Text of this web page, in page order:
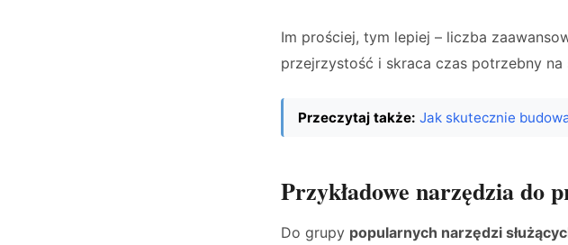
Im prościej, tym lepiej – liczba
przejrzystość i skraca czas potrzebny
Przeczytaj także: Jak skutecznie
Przykładowe narzędzia do
Do grupy popularnych narzędzi